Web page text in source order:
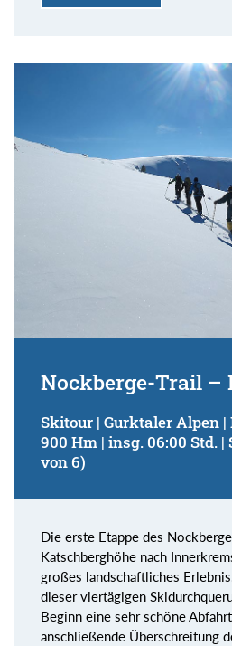
Nockberge-Trail –
Skitour | Gurktaler Alpen
900 Hm | insg. 06:00 Std.
von 6)
Die erste Etappe des
Katschberghöhe nach
großes landschaftliches
dieser viertägigen
Beginn eine sehr schöne
anschließende Überschreitung